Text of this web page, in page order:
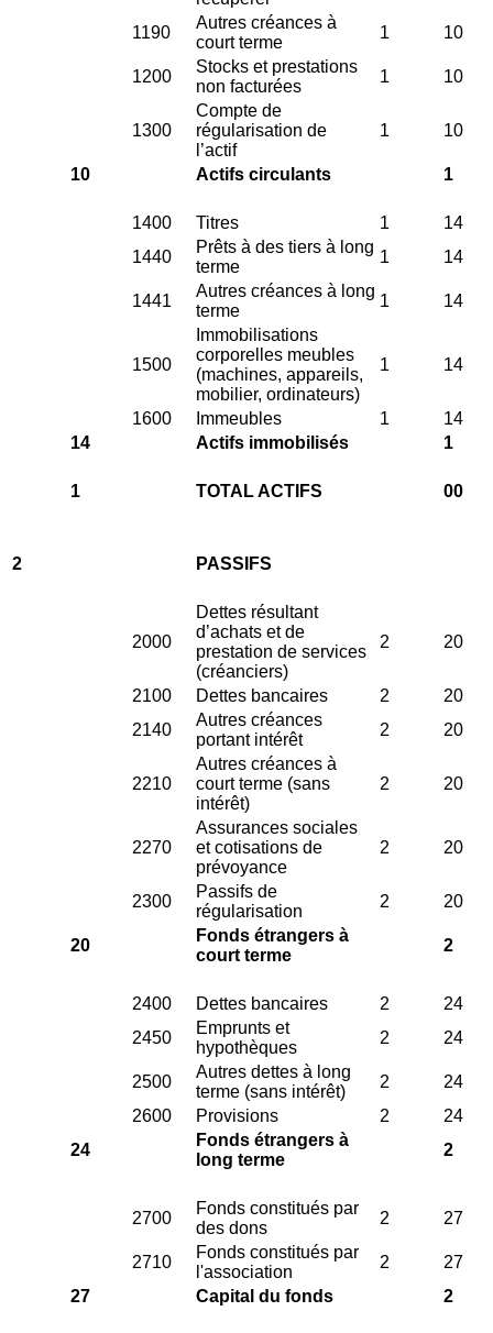
1190
Autres créances à
court terme
1 10
1200
Stocks et prestations
non facturées
1 10
1300
Compte de
régularisation de
l’actif
1 10
10 Actifs circulants 1
1400 Titres 1
14
1440
Prêts à des tiers à long
terme
1 14
1441
Autres créances à long
terme
1 14
1500
Immobilisations
corporelles meubles
(machines, appareils,
mobilier, ordinateurs)
1 14
1600 Immeubles 1
14
14
Actifs immobilisés 1
1 TOTAL ACTIFS 00
2 PASSIFS
2000
Dettes résultant
d’achats et de
prestation de services
(créanciers)
2 20
2100 Dettes bancaires 2
20
2140
Autres créances
portant intérêt
2 20
2210
Autres créances à
court terme (sans
intérêt)
2 20
2270
Assurances sociales
et cotisations de
prévoyance
2 20
2300
Passifs de
régularisation
2 20
20
Fonds étrangers à
court terme
2
2400 Dettes bancaires 2
24
2450
Emprunts et
hypothèques
2 24
2500
Autres dettes à long
terme (sans intérêt)
2
24
2600
Provisions 2
24
24
Fonds étrangers à
long terme
2
2700
Fonds constitués par
des dons
2 27
2710
Fonds constitués par
l'association
2
27
27
Capital du fonds 2